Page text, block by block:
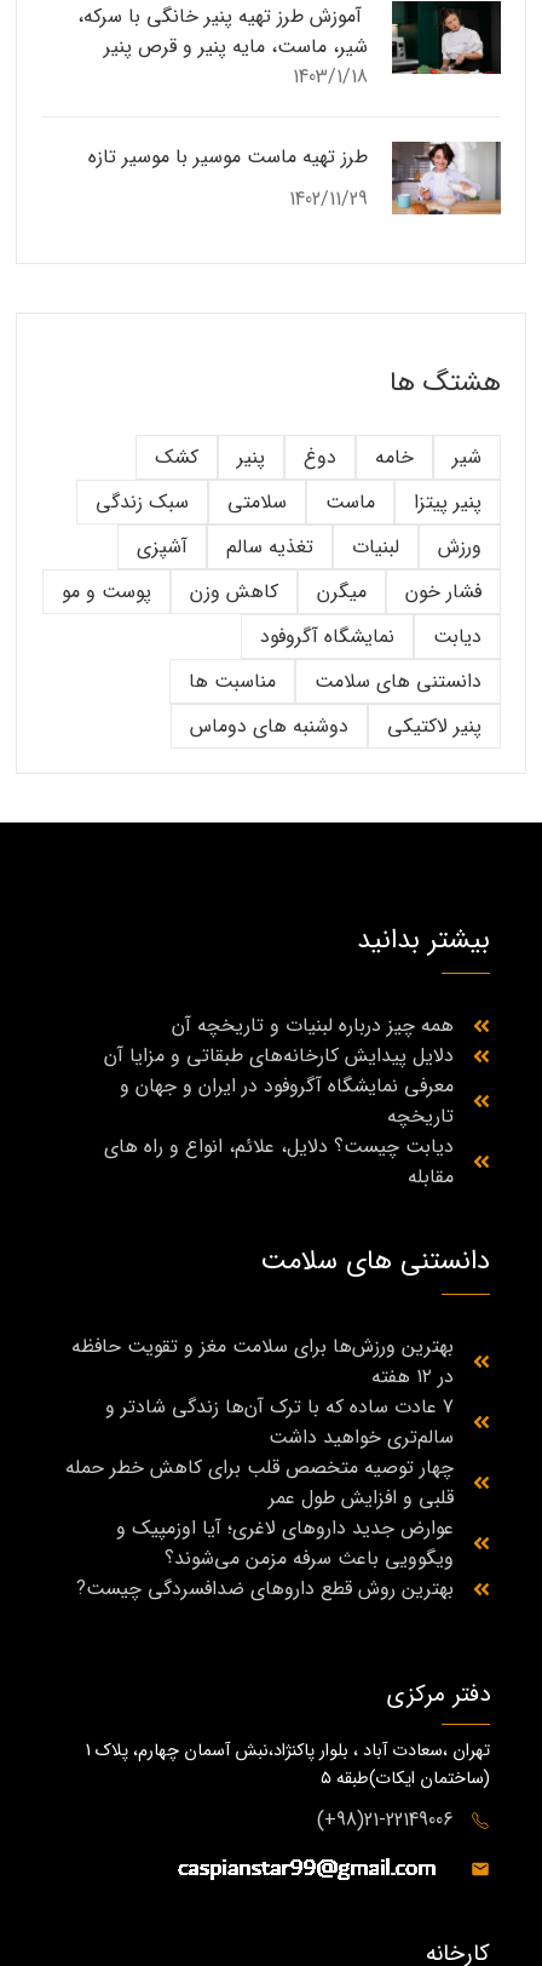
آموزش طرز تهیه پنیر خانگی با سرکه،
شیر، ماست، مایه پنیر و قرص پنیر
1403/1/18
طرز تهیه ماست موسیر با موسیر تازه
1402/11/29
هشتگ ها
شیر خامه دوغ پنیر
کشک
پنیر پیتزا
ماست سلامتی
سبک زندگی
ورزش
لبنیات تغذیه سالم
آشپزی
فشار خون
میگرن کاهش وزن
پوست و مو
دیابت
نمایشگاه آگروفود
دانستنی های سلامت
مناسبت ها
پنیر لاکتیکی
دوشنبه های دوماس
بیشتر بدانید
همه چیز درباره لبنیات و تاریخچه آن
دلایل پیدایش کارخانه‌های طبقاتی و مزایا آن
معرفی نمایشگاه آگروفود در ایران و جهان و
تاریخچه
دیابت چیست؟ دلایل، علائم، انواع و راه‌ های
مقابله
دانستنی های سلامت
بهترین ورزش‌ها برای سلامت مغز و تقویت حافظه
در ۱۲ هفته
7 عادت ساده که با ترک آن‌ها زندگی شادتر و
سالم‌تری خواهید داشت
چهار توصیه متخصص قلب برای کاهش خطر حمله
قلبی و افزایش طول عمر
عوارض جدید داروهای لاغری؛ آیا اوزمپیک و
ویگوویی باعث سرفه مزمن می‌شوند؟
بهترین روش قطع داروهای ضدافسردگی چیست?
دفتر مرکزی
تهران ،سعادت آباد ، بلوار پاکنژاد،نبش آسمان چهارم، پلاک 1
(ساختمان ايكات)طبقه ٥
21-22149006(98+)
کارخانه